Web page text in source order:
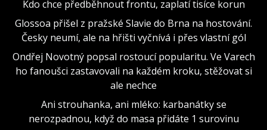
Kdo chce předběhnout frontu, zaplatí tisíce korun
Glossoa přišel z pražské Slavie do Brna na hostování.
Česky neumí, ale na hřišti vyčnívá i přes vlastní gól
Ondřej Novotný popsal rostoucí popularitu. Ve Varech
ho fanoušci zastavovali na každém kroku, stěžovat si
ale nechce
Ani strouhanka, ani mléko: karbanátky se
nerozpadnou, když do masa přidáte 1 surovinu